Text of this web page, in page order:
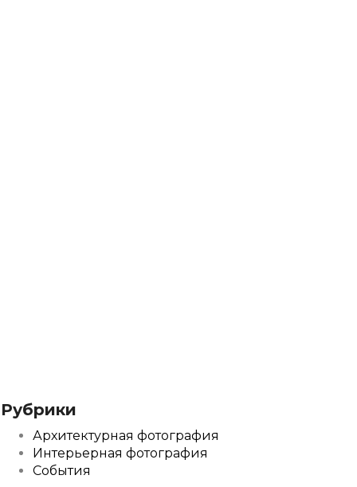
Рубрики
Архитектурная фотография
Интерьерная фотография
События